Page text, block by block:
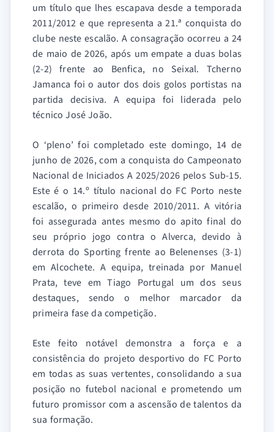
um título que lhes escapava desde a temporada
2011/2012 e que representa a 21.ª conquista do
clube neste escalão. A consagração ocorreu a 24
de maio de 2026, após um empate a duas bolas
(2-2) frente ao Benfica, no Seixal. Tcherno
Jamanca foi o autor dos dois golos portistas na
partida decisiva. A equipa foi liderada pelo
técnico José João.
O ‘pleno’ foi completado este domingo, 14 de
junho de 2026, com a conquista do Campeonato
Nacional de Iniciados A 2025/2026 pelos Sub-15.
Este é o 14.º título nacional do FC Porto neste
escalão, o primeiro desde 2010/2011. A vitória
foi assegurada antes mesmo do apito final do
seu próprio jogo contra o Alverca, devido à
derrota do Sporting frente ao Belenenses (3-1)
em Alcochete. A equipa, treinada por Manuel
Prata, teve em Tiago Portugal um dos seus
destaques, sendo o melhor marcador da
primeira fase da competição.
Este feito notável demonstra a força e a
consistência do projeto desportivo do FC Porto
em todas as suas vertentes, consolidando a sua
posição no futebol nacional e prometendo um
futuro promissor com a ascensão de talentos da
sua formação.